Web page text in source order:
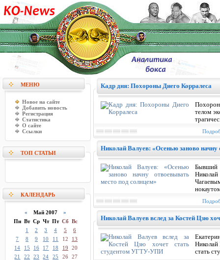
МЕНЮ
Новое на сайте
Добавить новость
Регистрация
Статистика
О сайте
Ссылки
ТОП СТАТЬИ
КАЛЕНДАРЬ
« Май 2007»
Пн Вт Ср Чт Пт Сб Вс
1
2 3 4 5
6
7
8 9 10 11 12
13
14
15 16 17 18 19
20
21
22 23 24 25 26 27
Кадр дня: Похороны Диего Корралеса
телом
Николай Валуев: «Осенью заново начну
Бывший
Николай Валуев вслед за Костей Цзю
стать